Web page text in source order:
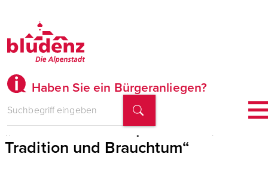
Haben Sie ein Bürgeranliegen?
„Blasmusik verkörpert Kultur,
Tradition und Brauchtum“